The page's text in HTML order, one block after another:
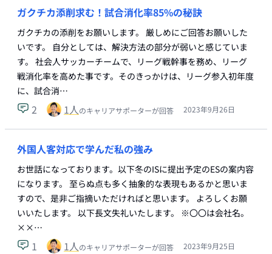
ガクチカ添削求む！試合消化率85%の秘訣
ガクチカの添削をお願いします。 厳しめにご回答お願いした
いです。 自分としては、解決方法の部分が弱いと感じていま
す。 社会人サッカーチームで、リーグ戦幹事を務め、リーグ
戦消化率を高めた事です。そのきっかけは、リーグ参入初年度
に、試合消…
2 1人のキャリアサポーターが回答 2023年9月26日
外国人客対応で学んだ私の強み
お世話になっております。以下冬のISに提出予定のESの案内容
になります。 至らぬ点も多く抽象的な表現もあるかと思いま
すので、是非ご指摘いただければと思います。 よろしくお願
いいたします。 以下長文失礼いたします。 ※〇〇は会社名。
××…
1 1人のキャリアサポーターが回答 2023年9月25日